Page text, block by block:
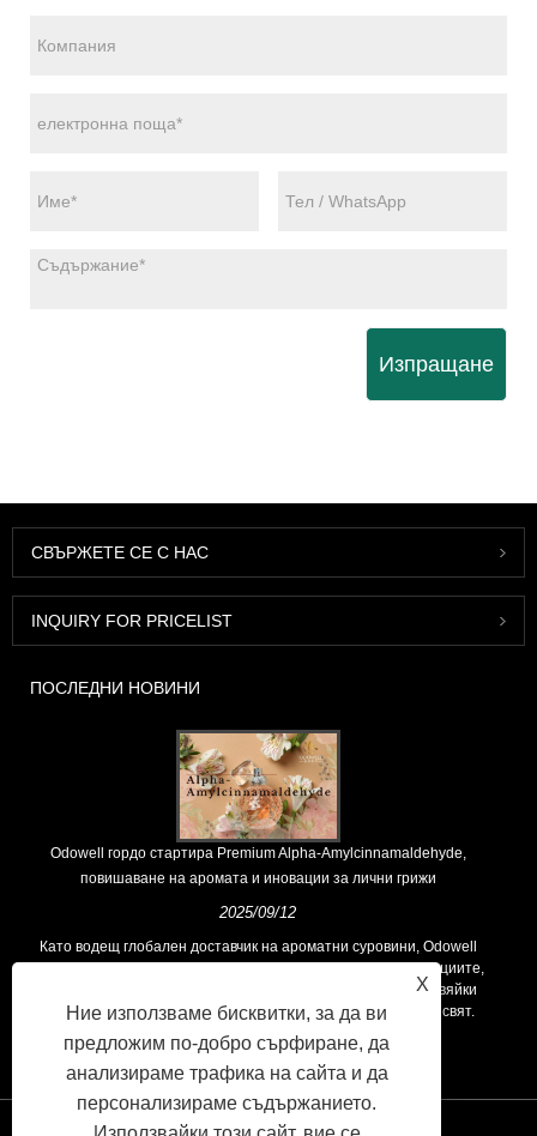
Изпращане
СВЪРЖЕТЕ СЕ С НАС
INQUIRY FOR PRICELIST
ПОСЛЕДНИ НОВИНИ
Odowell гордо стартира Premium Alpha-Amylcinnamaldehyde,
повишаване на аромата и иновации за лични грижи
2025/09/12
Като водещ глобален доставчик на ароматни суровини, Odowell
поддържа основна философия на „ориентирана към иновациите,
фокусирани върху качеството“, последователно предоставяйки
превъзходни решения за аромати на клиентите по целия свят.
X
Ние използваме бисквитки, за да ви
предложим по-добро сърфиране, да
анализираме трафика на сайта и да
персонализираме съдържанието.